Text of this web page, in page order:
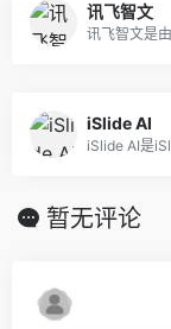
讯飞智文
iSlide AI
暂无评论